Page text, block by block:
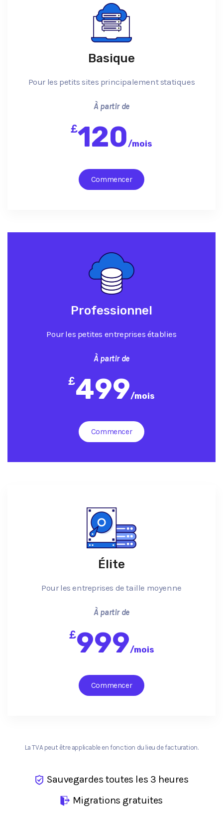
Basique
Pour les petits sites principalement statiques
À partir de
£120 /mois
Commencer
Professionnel
Pour les petites entreprises établies
À partir de
£499/mois
Commencer
Élite
Pour les entreprises de taille moyenne
À partir de
£999/mois
Commencer
La TVA peut être applicable en fonction du lieu de facturation.
Sauvegardes toutes les 3 heures
Migrations gratuites